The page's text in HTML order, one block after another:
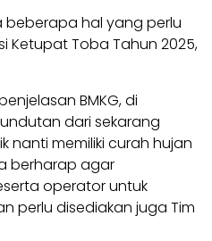
beberapa hal yang perlu
Ketupat Toba Tahun 2025,
BMKG, di
dari sekarang
nanti memiliki curah hujan
berharap agar
operator untuk
perlu disediakan juga Tim